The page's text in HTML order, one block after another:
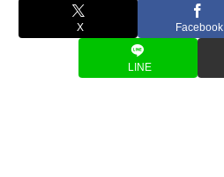
X Facebook
LINE